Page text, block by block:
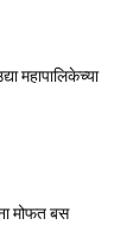
महापालिकेच्या
मोफत बस